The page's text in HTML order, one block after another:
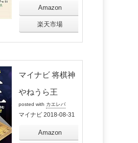
Amazon
楽天市場
マイナビ 将棋神
やねうら王
posted with カエレバ
マイナビ 2018-08-31
Amazon